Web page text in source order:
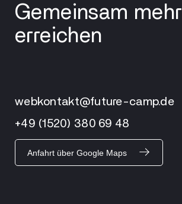
Gemeinsam mehr
erreichen
webkontakt@future-camp.de
+49 (1520) 380 69 48
Anfahrt über Google Maps